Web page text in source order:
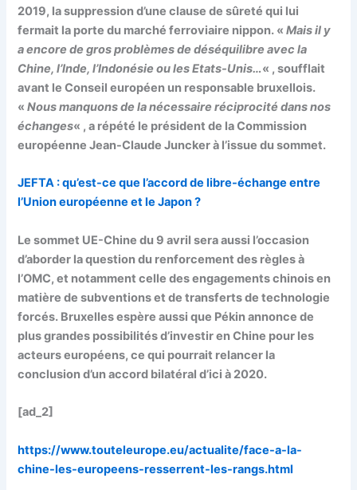
2019, la suppression d’une clause de sûreté qui lui
fermait la porte du marché ferroviaire nippon. «Mais il y
a encore de gros problèmes de déséquilibre avec la
Chine, l’Inde, l’Indonésie ou les Etats-Unis…« , soufflait
avant le Conseil européen un responsable bruxellois.
«Nous manquons de la nécessaire réciprocité dans nos
échanges« , a répété le président de la Commission
européenne Jean-Claude Juncker à l’issue du sommet.
JEFTA : qu’est-ce que l’accord de libre-échange entre
l’Union européenne et le Japon ?
Le sommet UE-Chine du 9 avril sera aussi l’occasion
d’aborder la question du renforcement des règles à
l’OMC, et notamment celle des engagements chinois en
matière de subventions et de transferts de technologie
forcés. Bruxelles espère aussi que Pékin annonce de
plus grandes possibilités d’investir en Chine pour les
acteurs européens, ce qui pourrait relancer la
conclusion d’un accord bilatéral d’ici à 2020.
[ad_2]
https://www.touteleurope.eu/actualite/face-a-la-
chine-les-europeens-resserrent-les-rangs.html